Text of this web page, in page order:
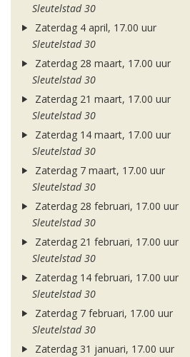
Sleutelstad 30
Zaterdag 4 april, 17.00 uur
Sleutelstad 30
Zaterdag 28 maart, 17.00 uur
Sleutelstad 30
Zaterdag 21 maart, 17.00 uur
Sleutelstad 30
Zaterdag 14 maart, 17.00 uur
Sleutelstad 30
Zaterdag 7 maart, 17.00 uur
Sleutelstad 30
Zaterdag 28 februari, 17.00 uur
Sleutelstad 30
Zaterdag 21 februari, 17.00 uur
Sleutelstad 30
Zaterdag 14 februari, 17.00 uur
Sleutelstad 30
Zaterdag 7 februari, 17.00 uur
Sleutelstad 30
Zaterdag 31 januari, 17.00 uur